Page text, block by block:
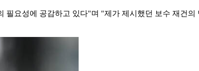
필요성에 공감하고 있다"며 "제가 제시했던 보수 재건